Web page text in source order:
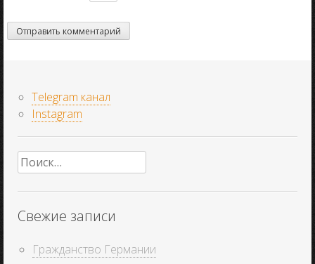
Telegram канал
Instagram
Найти:
Свежие записи
Гражданство Германии